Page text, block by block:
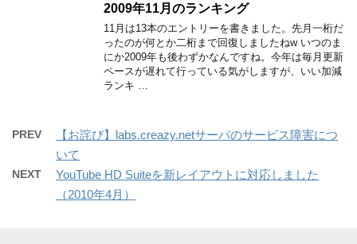
2009年11月のランキング
11月は13本のエントリーを書きました。先月一桁だ
ったのが何とか二桁まで回復しましたねw いつのま
にか2009年も後わずかなんですね。今年は毎月更新
ペースが遅れて行っている気がしますが、いい加減
ランキ …
PREV
【お詫び】labs.creazy.netサーバのサービス障害につ
いて
NEXT
YouTube HD Suiteを新レイアウトに対応しました
（2010年4月）